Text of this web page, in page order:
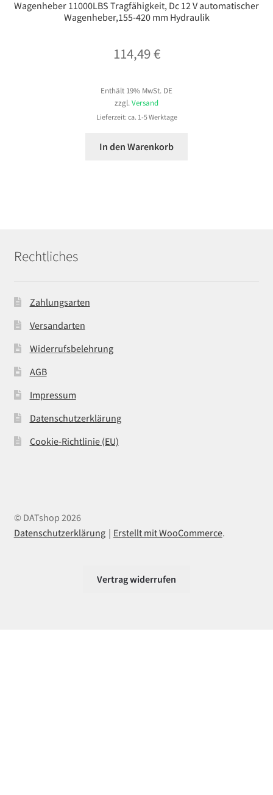
Wagenheber 11000LBS Tragfähigkeit, Dc 12 V automatischer
Wagenheber,155-420 mm Hydraulik
114,49€
Enthält 19% MwSt. DE
zzgl. Versand
Lieferzeit: ca. 1-5 Werktage
In den Warenkorb
Rechtliches
Zahlungsarten
Versandarten
Widerrufsbelehrung
AGB
Impressum
Datenschutzerklärung
Cookie-Richtlinie (EU)
© DATshop 2026
Datenschutzerklärung
Erstellt mit WooCommerce.
Vertrag widerrufen